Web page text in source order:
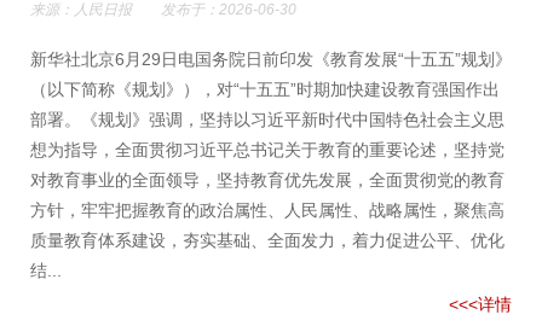
来源：人民日报 发布于：2026-06-30
新华社北京6月29日电国务院日前印发《教育发展“十五五”规划》
（以下简称《规划》），对“十五五”时期加快建设教育强国作出
部署。《规划》强调，坚持以习近平新时代中国特色社会主义思
想为指导，全面贯彻习近平总书记关于教育的重要论述，坚持党
对教育事业的全面领导，坚持教育优先发展，全面贯彻党的教育
方针，牢牢把握教育的政治属性、人民属性、战略属性，聚焦高
质量教育体系建设，夯实基础、全面发力，着力促进公平、优化
结...
<<<详情